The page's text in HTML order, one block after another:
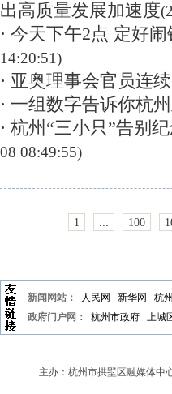
出高质量发展加速度
· 今天下午2点 定好
14:20:51)
· 亚奥理事会官员连
· 一组数字告诉你杭
· ​杭州“三小只”告别
08 08:49:55)
1 ... 100
新闻网站： 人民网 新华网 杭
政府门户网：
杭州市政府 上城
主办：杭州市拱墅区融媒体中